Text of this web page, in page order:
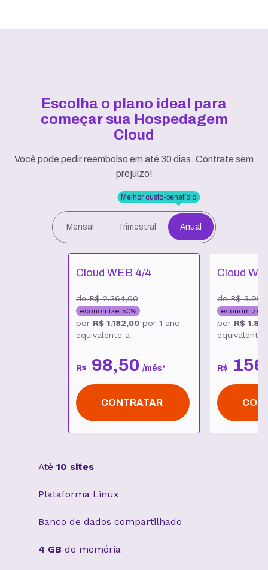
Escolha o plano ideal para
começar sua Hospedagem
Cloud
Você pode pedir reembolso em até 30 dias. Contrate sem
prejuízo!
Mensal Trimestral Anual
Melhor custo-benefício
Cloud WEB 4/4
deR$ 2.364,00
economize 50%
por R$ 1.182,00 por 1 ano
equivalente a
R$ 98,50 /mês*
CONTRATAR
Cloud
deR$
economize
por R$
equivalente
R$ 156
Até 10 sites
Plataforma Linux
Banco de dados compartilhado
4 GB de memória